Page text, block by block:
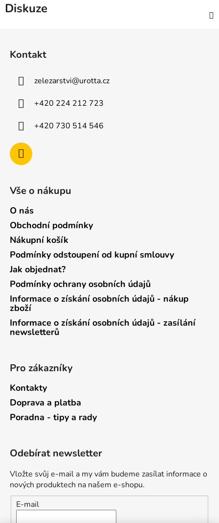
Diskuze
Kontakt
zelezarstvi@urotta.cz
+420 224 212 723
+420 730 514 546
Vše o nákupu
O nás
Obchodní podmínky
Nákupní košík
Podmínky odstoupení od kupní smlouvy
Jak objednat?
Podmínky ochrany osobních údajů
Informace o získání osobních údajů - nákup
zboží
Informace o získání osobních údajů - zasílání
newsletterů
Pro zákazníky
Kontakty
Doprava a platba
Poradna - tipy a rady
Odebírat newsletter
Vložte svůj e-mail a my vám budeme zasílat informace o
nových produktech na našem e-shopu.
E-mail